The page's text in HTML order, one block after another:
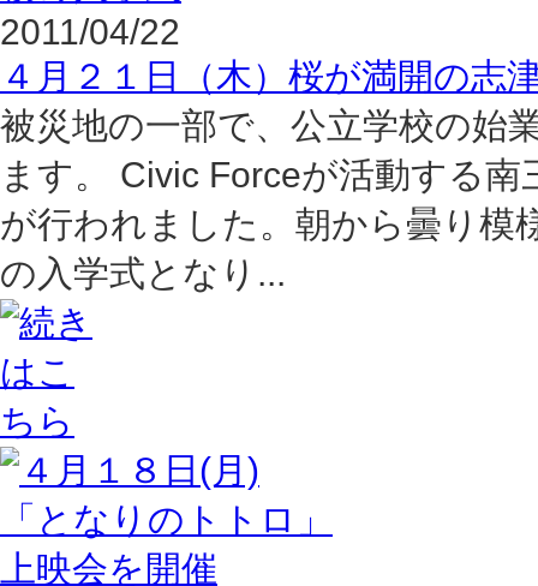
2011/04/22
４月２１日（木）桜が満開の志
被災地の一部で、公立学校の始
ます。 Civic Forceが活動する
が行われました。朝から曇り模
の入学式となり...